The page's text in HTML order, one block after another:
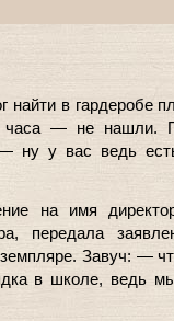
найти в гардеробе
часа — не нашли.
— ну у вас ведь
на имя
передала
Завуч: —
в школе, ведь